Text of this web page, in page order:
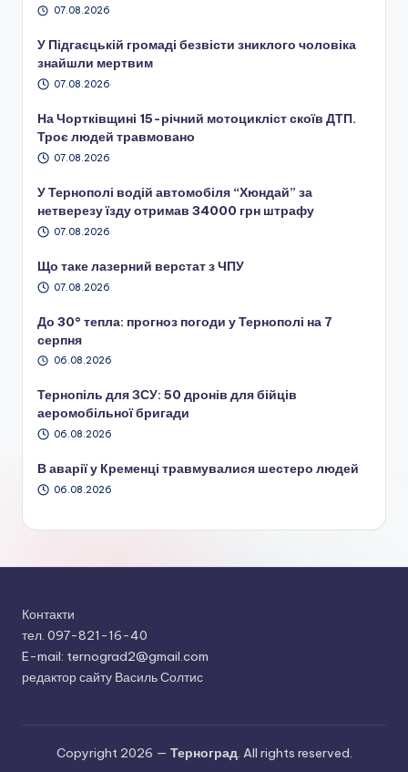
07.08.2026
У Підгаєцькій громаді безвісти зниклого чоловіка
знайшли мертвим
07.08.2026
На Чортківщині 15-річний мотоцикліст скоїв ДТП.
Троє людей травмовано
07.08.2026
У Тернополі водій автомобіля “Хюндай” за
нетверезу їзду отримав 34000 грн штрафу
07.08.2026
Що таке лазерний верстат з ЧПУ
07.08.2026
До 30° тепла: прогноз погоди у Тернополі на 7
серпня
06.08.2026
Тернопіль для ЗСУ: 50 дронів для бійців
аеромобільної бригади
06.08.2026
В аварії у Кременці травмувалися шестеро людей
06.08.2026
Контакти
тел. 097-821-16-40
E-mail: ternograd2@gmail.com
редактор сайту Василь Солтис
Copyright 2026 — Терноград. All rights reserved.